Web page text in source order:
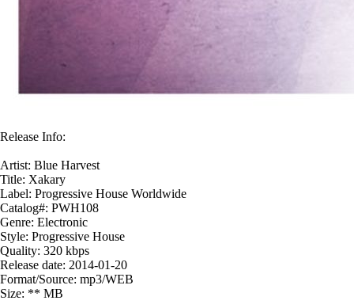
Release Info:
Artist: Blue Harvest
Title: Xakary
Label: Progressive House Worldwide
Catalog#: PWH108
Genre: Electronic
Style: Progressive House
Quality: 320 kbps
Release date: 2014-01-20
Format/Source: mp3/WEB
Size: ** MB